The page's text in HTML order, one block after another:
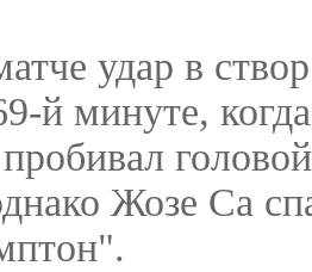
удар в
й минуте,
Жозе Са